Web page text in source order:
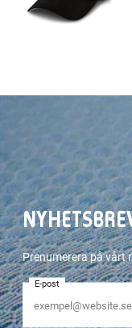
Prenumerera på vårt
E-post